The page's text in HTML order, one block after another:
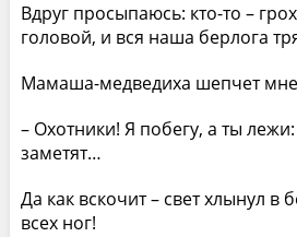
Вдруг просыпаюсь: кто-то –
головой, и вся наша берлога
Мамаша-медведиха шепчет
– Охотники! Я побегу, а ты
заметят…
Да как вскочит – свет хлынул в
всех ног!